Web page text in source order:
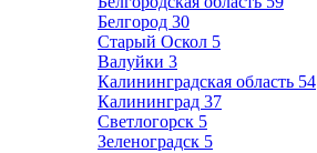
Белгород 30
Старый Оскол 5
Валуйки 3
Калининградская область 54
Калининград 37
Светлогорск 5
Зеленоградск 5